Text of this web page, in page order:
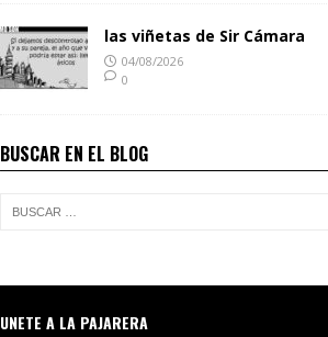
las viñetas de Sir Cámara
04/08/2026
0
BUSCAR EN EL BLOG
UNETE A LA PAJARERA